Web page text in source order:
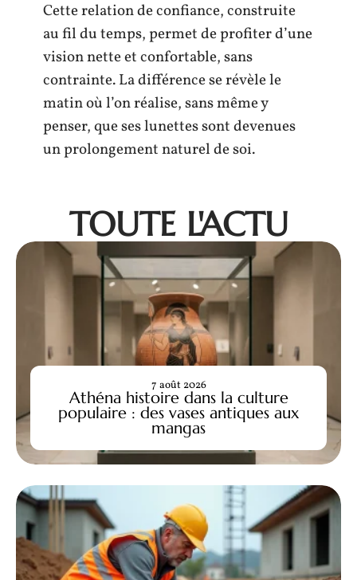
Cette relation de confiance, construite
au fil du temps, permet de profiter d’une
vision nette et confortable, sans
contrainte. La différence se révèle le
matin où l’on réalise, sans même y
penser, que ses lunettes sont devenues
un prolongement naturel de soi.
TOUTE L'ACTU
Athéna histoire dans la culture
populaire : des vases antiques aux
mangas
7 août 2026